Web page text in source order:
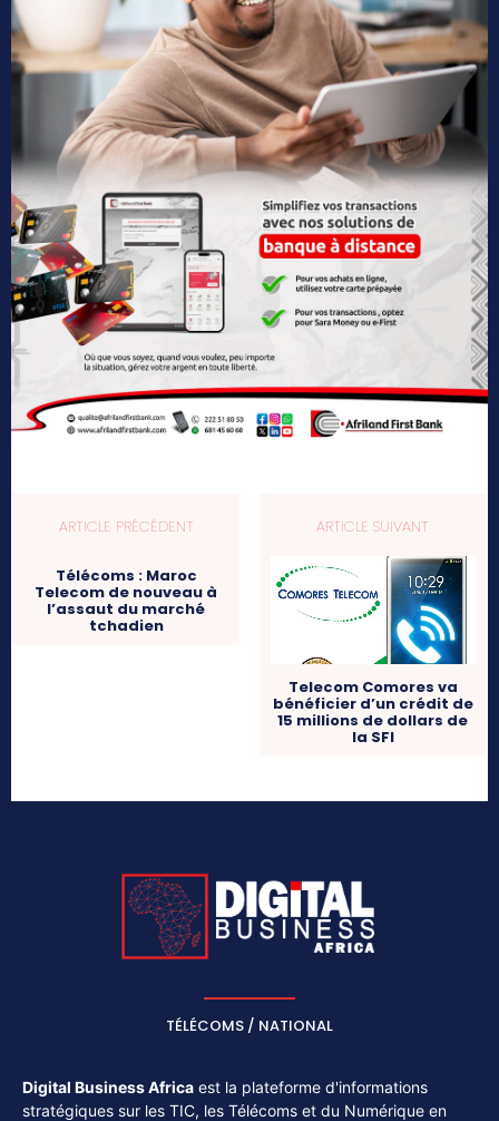
ARTICLE PRÉCÉDENT
Télécoms : Maroc
Telecom de nouveau à
l’assaut du marché
tchadien
ARTICLE SUIVANT
Telecom Comores va
bénéficier d’un crédit de
15 millions de dollars de
la SFI
TÉLÉCOMS / NATIONAL
Digital Business Africa est la plateforme d'informations
stratégiques sur les TIC, les Télécoms et du Numérique en